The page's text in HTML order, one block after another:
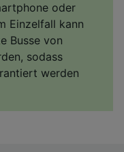
oder
Einzelfall kann
Busse von
sodass
werden